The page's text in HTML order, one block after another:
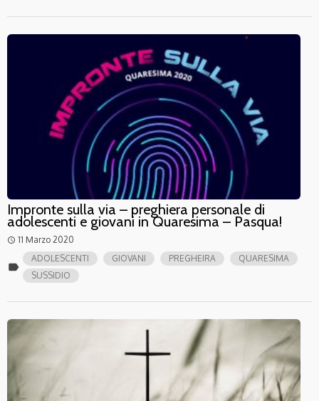
Impronte sulla via – preghiera personale di
adolescenti e giovani in Quaresima – Pasqua!
access_time 11 Marzo 2020
label
ADOLESCENTI GIOVANI PREGHEIRA
QUARESIMA
SUSSIDIO